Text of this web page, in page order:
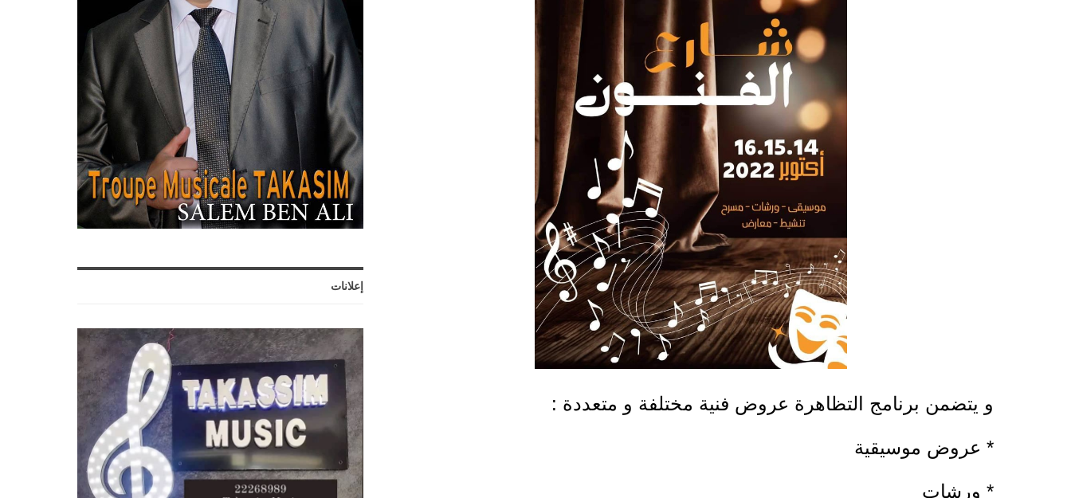
و يتضمن برنامج التظاهرة عروض فنية مختلفة و متعددة :
* عروض موسيقية
* ورشات
إعلانات